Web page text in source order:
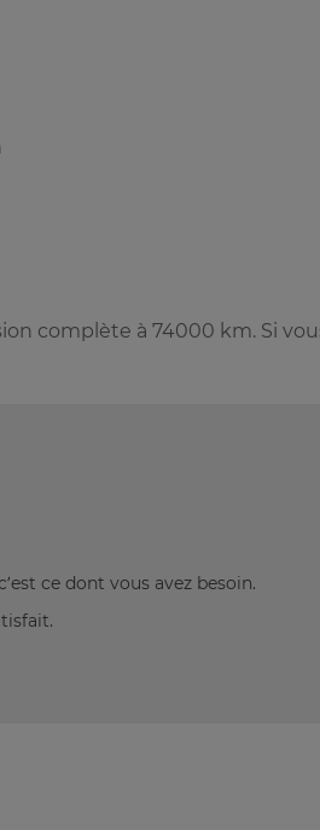
complète à 74000 km. Si
ce dont vous avez besoin.